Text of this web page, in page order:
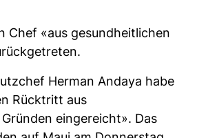
Chef «aus gesundheitlichen
Herman Andaya habe
Rücktritt aus
eingereicht». Das